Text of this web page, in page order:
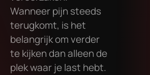
Wanneer pijn steeds
terugkomt, is het
belangrijk om verder
te kijken dan alleen de
plek waar je last hebt.